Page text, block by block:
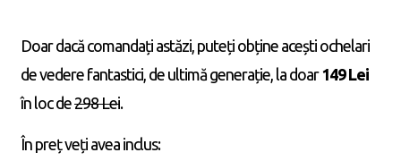
Doar dacă comandați astăzi, puteți obține acești ochelari
de vedere fantastici, de ultimă generație, la doar149 Lei
în loc de298 Lei.
În preț veți avea inclus: